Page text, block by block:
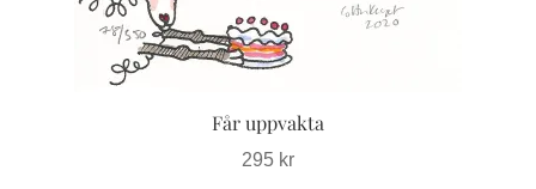
Får uppvakta
295 kr
väljas
på